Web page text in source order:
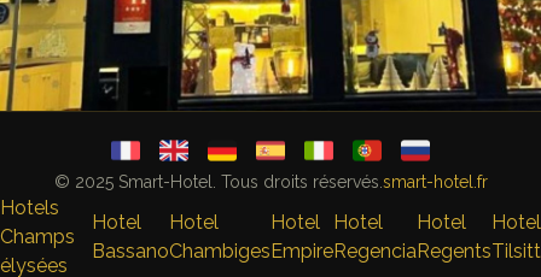
© 2025 Smart-Hotel. Tous droits réservés. smart-hotel.fr
Hotels
Champs
élysées
Hotel
Bassano
Hotel
Chambiges
Hotel
Empire
Hotel
Regencia
Hotel
Regents
Hotel
Tilsitt